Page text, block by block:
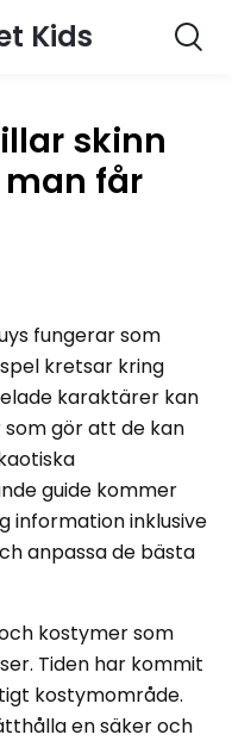
Kids
skinn
får
fungerar som
kretsar kring
karaktärer kan
som gör att de kan
guide kommer
information inklusive
anpassa de bästa
kostymer som
Tiden har kommit
kostymområde.
en säker och